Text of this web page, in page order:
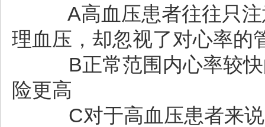
A高血压患者往往只注
理血压，却忽视了对心率的
B正常范围内心率较快
险更高
C对于高血压患者来说